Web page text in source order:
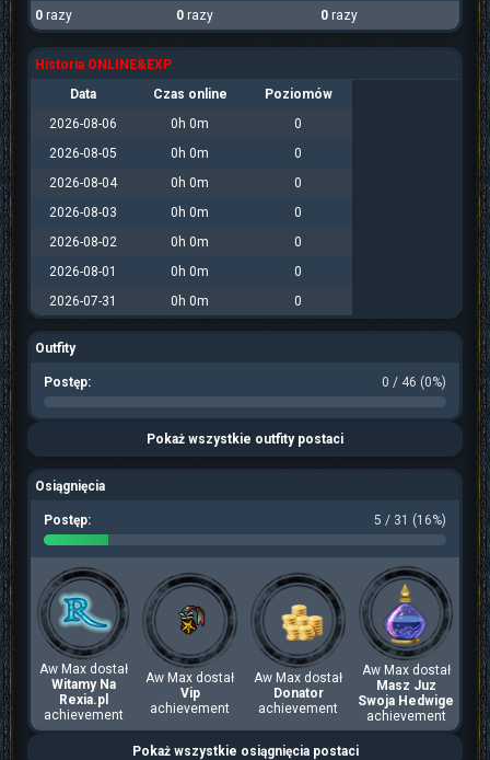
0 razy 0 razy 0 razy
Historia ONLINE&EXP
Data
Czas online
Poziomów
2026-08-06
0h 0m
0
2026-08-05
0h 0m
0
2026-08-04
0h 0m
0
2026-08-03
0h 0m
0
2026-08-02
0h 0m
0
2026-08-01
0h 0m
0
2026-07-31
0h 0m 0
Outfity
Postęp: 0 / 46 (0%)
Pokaż wszystkie outfity postaci
Osiągnięcia
Postęp: 5 / 31 (16%)
Aw Max dostał
Witamy Na
Rexia.pl
achievement
Aw Max dostał
Vip
achievement
Aw Max dostał
Donator
achievement
Aw Max dostał
Masz Juz
Swoja Hedwige
achievement
Pokaż wszystkie osiągnięcia postaci